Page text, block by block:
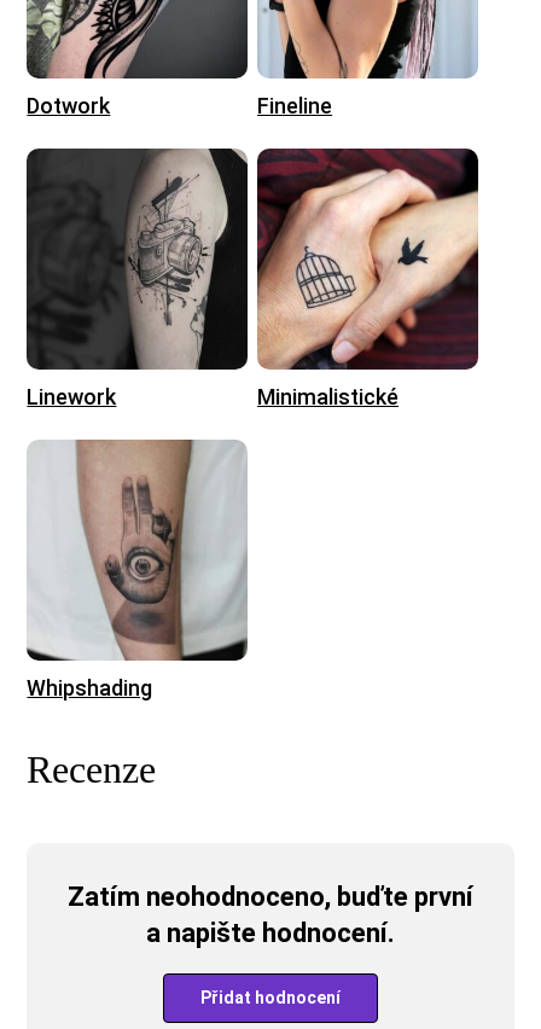
Dotwork Fineline
Linework Minimalistické
Whipshading
Recenze
Zatím neohodnoceno, buďte první
a napište hodnocení.
Přidat hodnocení